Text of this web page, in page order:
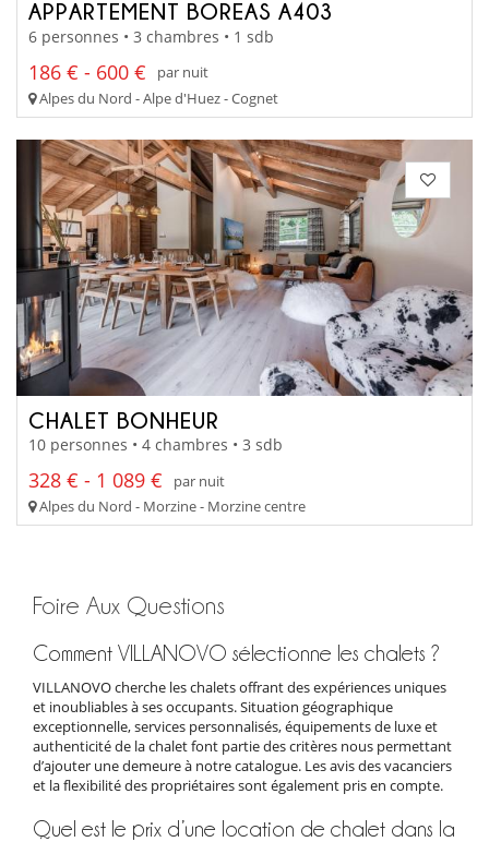
APPARTEMENT BOREAS A403
6 personnes • 3 chambres • 1 sdb
186 € - 600 €
par nuit
Alpes du Nord - Alpe d'Huez - Cognet
CHALET BONHEUR
10 personnes • 4 chambres • 3 sdb
328 € - 1 089 €
par nuit
Alpes du Nord - Morzine - Morzine centre
Foire Aux Questions
Comment VILLANOVO sélectionne les chalets ?
VILLANOVO cherche les chalets offrant des expériences uniques
et inoubliables à ses occupants. Situation géographique
exceptionnelle, services personnalisés, équipements de luxe et
authenticité de la chalet font partie des critères nous permettant
d’ajouter une demeure à notre catalogue. Les avis des vacanciers
et la flexibilité des propriétaires sont également pris en compte.
Quel est le prix d’une location de chalet dans la